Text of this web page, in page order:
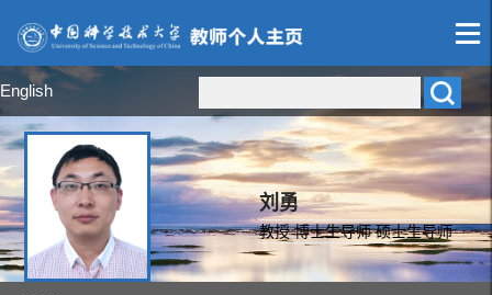
English
刘勇
教授 博士生导师 硕士生导师